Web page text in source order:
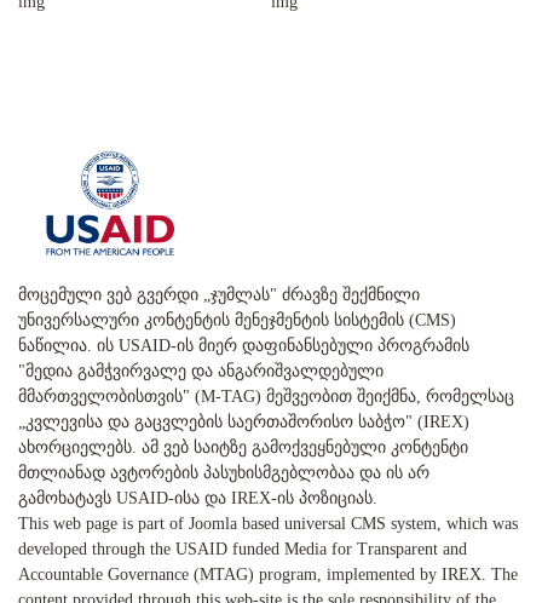
მოცემული ვებ გვერდი „ჯუმლას" ძრავზე შექმნილი
უნივერსალური კონტენტის მენეჯმენტის სისტემის (CMS)
ნაწილია. ის USAID-ის მიერ დაფინანსებული პროგრამის
"მედია გამჭვირვალე და ანგარიშვალდებული
მმართველობისთვის" (M-TAG) მეშვეობით შეიქმნა, რომელსაც
„კვლევისა და გაცვლების საერთაშორისო საბჭო" (IREX)
ახორციელებს. ამ ვებ საიტზე გამოქვეყნებული კონტენტი
მთლიანად ავტორების პასუხისმგებლობაა და ის არ
გამოხატავს USAID-ისა და IREX-ის პოზიციას.
This web page is part of Joomla based universal CMS system, which was
developed through the USAID funded Media for Transparent and
Accountable Governance (MTAG) program, implemented by IREX. The